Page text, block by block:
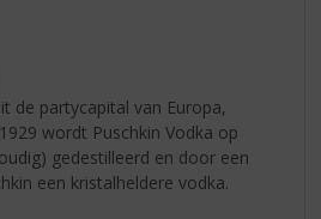
de partycapital van Europa,
wordt Puschkin Vodka op
gedestilleerd en door een
een kristalheldere vodka.